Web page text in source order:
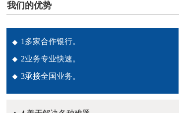
我们的优势
1多家合作银行。
2业务专业快速。
3承接全国业务。